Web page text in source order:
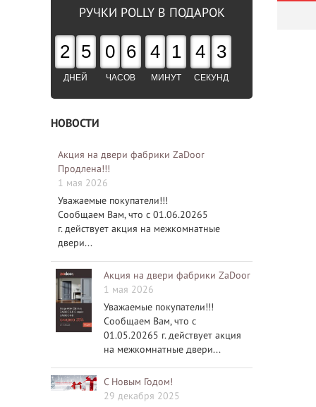
РУЧКИ POLLY В ПОДАРОК
2 5
ДНЕЙ
0 6
ЧАСОВ
4 1
МИНУТ
4 2
СЕКУНД
НОВОСТИ
Акция на двери фабрики ZaDoor
Продлена!!!
1 мая 2026
Уважаемые покупатели!!!
Сообщаем Вам, что с 01.06.20265
г. действует акция на межкомнатные
двери...
Акция на двери фабрики ZaDoor
1 мая 2026
Уважаемые покупатели!!!
Сообщаем Вам, что с
01.05.20265 г. действует акция
на межкомнатные двери...
С Новым Годом!
29 декабря 2025